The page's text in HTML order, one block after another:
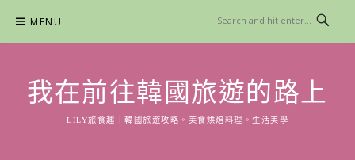
content
MENU
我在前往韓國旅遊的路上
LILY旅食趣｜韓國旅遊攻略。美食烘焙料理。生活美學